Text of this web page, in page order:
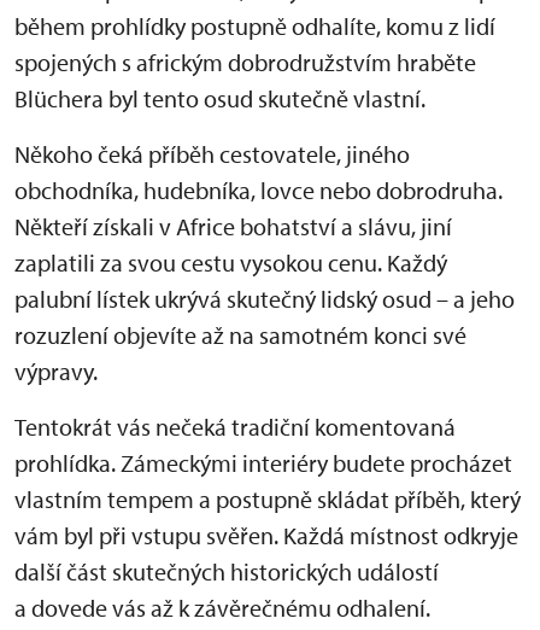
během prohlídky postupně odhalíte, komu z lidí
spojených s africkým dobrodružstvím hraběte
Blüchera byl tento osud skutečně vlastní.
Někoho čeká příběh cestovatele, jiného
obchodníka, hudebníka, lovce nebo dobrodruha.
Někteří získali v Africe bohatství a slávu, jiní
zaplatili za svou cestu vysokou cenu. Každý
palubní lístek ukrývá skutečný lidský osud – a jeho
rozuzlení objevíte až na samotném konci své
výpravy.
Tentokrát vás nečeká tradiční komentovaná
prohlídka. Zámeckými interiéry budete procházet
vlastním tempem a postupně skládat příběh, který
vám byl při vstupu svěřen. Každá místnost odkryje
další část skutečných historických událostí
a dovede vás až k závěrečnému odhalení.